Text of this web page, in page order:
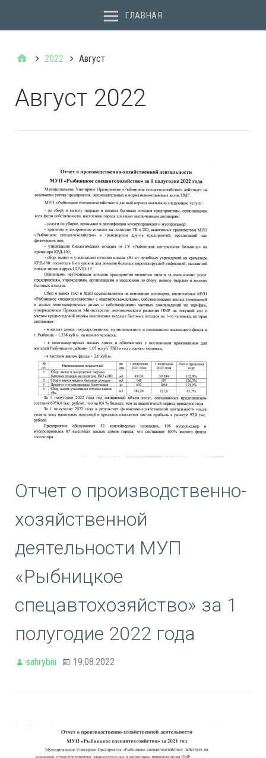
ГЛАВНАЯ
2022 Август
Август 2022
Отчет о производственно-
хозяйственной
деятельности МУП
«Рыбницкое
спецавтохозяйство» за 1
полугодие 2022 года
sahrybni 19.08.2022